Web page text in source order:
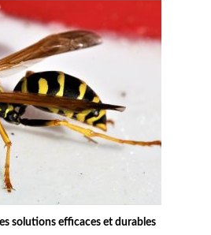
solutions efficaces et durables